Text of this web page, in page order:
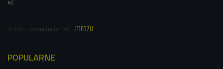
AŚ
Zobacz więcej na temat: mrozu
POPULARNE